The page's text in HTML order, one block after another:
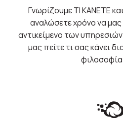
Γνωρίζουμε ΤΙ ΚΑΝΕΤΕ
αναλώσετε χρόνο να
αντικείμενο των
μας πείτε τι σας κάνει